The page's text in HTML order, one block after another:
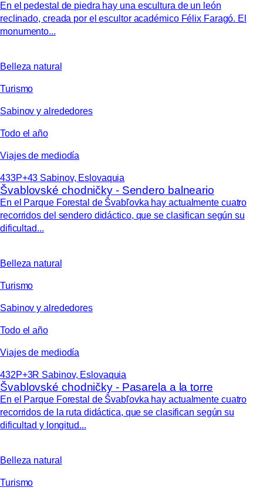
En el pedestal de piedra hay una escultura de un león
reclinado, creada por el escultor académico Félix Faragó. El
monumento...
Belleza natural
Turismo
Sabinov y alrededores
Todo el año
Viajes de mediodía
433P+43 Sabinov, Eslovaquia
Švablovské chodničky - Sendero balneario
En el Parque Forestal de Švabľovka hay actualmente cuatro
recorridos del sendero didáctico, que se clasifican según su
dificultad...
Belleza natural
Turismo
Sabinov y alrededores
Todo el año
Viajes de mediodía
432P+3R Sabinov, Eslovaquia
Švablovské chodničky - Pasarela a la torre
En el Parque Forestal de Švabľovka hay actualmente cuatro
recorridos de la ruta didáctica, que se clasifican según su
dificultad y longitud...
Belleza natural
Turismo